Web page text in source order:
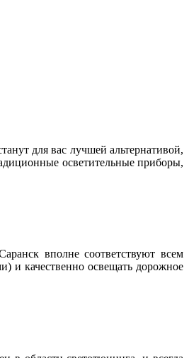
для вас лучшей альтернативой,
осветительные приборы,
вполне соответствуют всем
и качественно освещать дорожное